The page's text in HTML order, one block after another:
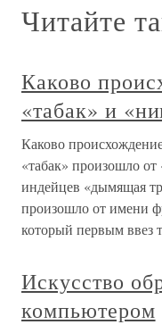
Читайте
Каково
«табак» и
Каково
«табак» произошло от
индейцев «дымящая
произошло от имени
который первым ввез
Искусство
компьютером